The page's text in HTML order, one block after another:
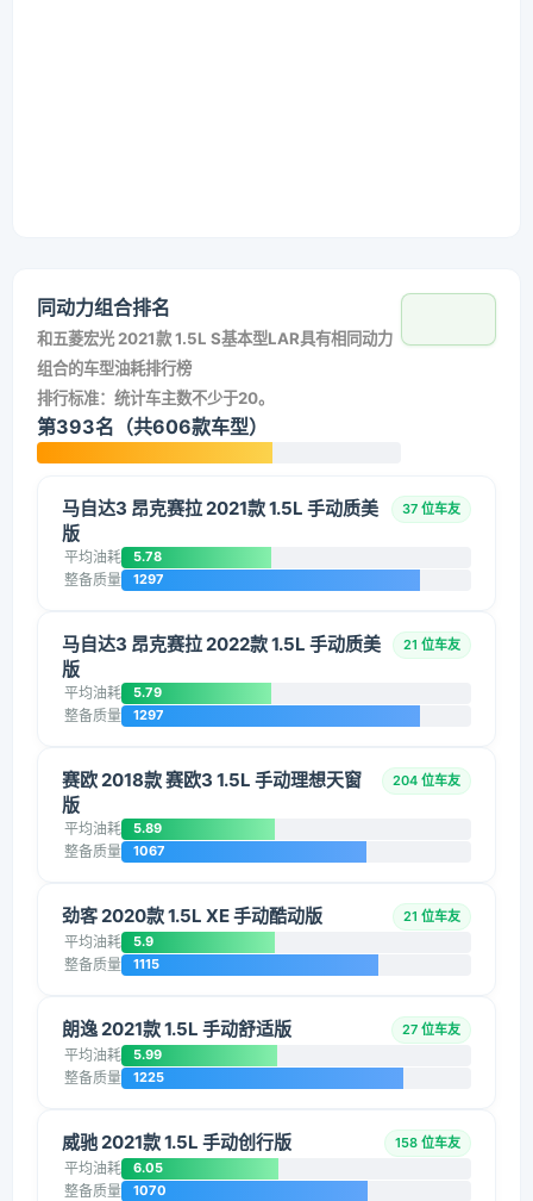
同动力组合排名
和五菱宏光 2021款 1.5L S基本型LAR具有相同动力
组合的车型油耗排行榜
排行标准：统计车主数不少于20。
第393名（共606款车型）
马自达3 昂克赛拉 2021款 1.5L 手动质美
版
37 位车友
平均油耗 5.78
整备质量 1297
马自达3 昂克赛拉 2022款 1.5L 手动质美
版
21 位车友
平均油耗 5.79
整备质量 1297
赛欧 2018款 赛欧3 1.5L 手动理想天窗
版
204 位车友
平均油耗 5.89
整备质量 1067
劲客 2020款 1.5L XE 手动酷动版 21 位车友
平均油耗 5.9
整备质量 1115
朗逸 2021款 1.5L 手动舒适版 27 位车友
平均油耗 5.99
整备质量 1225
威驰 2021款 1.5L 手动创行版 158 位车友
平均油耗 6.05
整备质量 1070